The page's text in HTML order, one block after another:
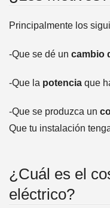
Principalmente los
-Que se dé un cambio
-Que la potenciaque
-Que se produzca un
Que tu instalación
¿Cuál es el
eléctrico?